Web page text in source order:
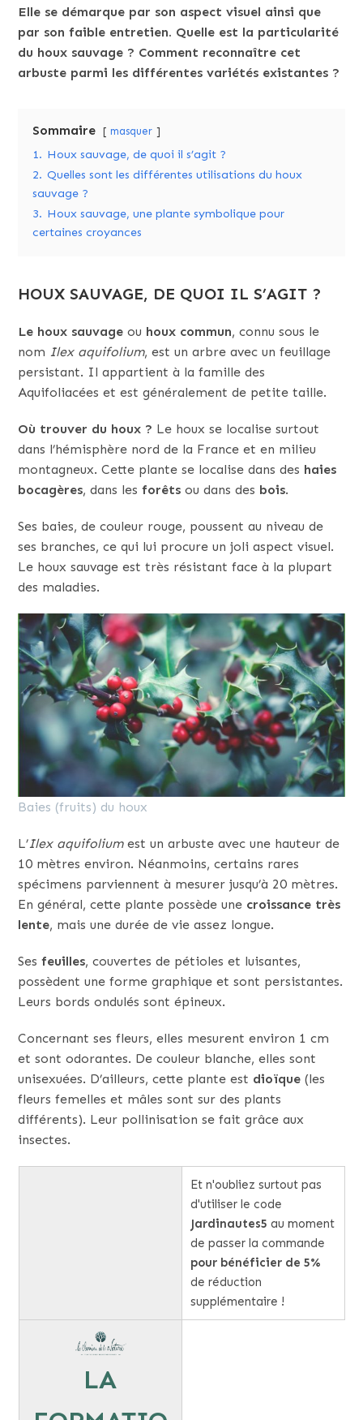
Elle se démarque par son aspect visuel ainsi que
par son faible entretien. Quelle est la particularité
du houx sauvage ? Comment reconnaître cet
arbuste parmi les différentes variétés existantes ?
Sommaire masquer
1. Houx sauvage, de quoi il s’agit ?
2. Quelles sont les différentes utilisations du houx
sauvage ?
3. Houx sauvage, une plante symbolique pour
certaines croyances
HOUX SAUVAGE, DE QUOI IL S’AGIT ?
Le houx sauvage ou houx commun, connu sous le
nom Ilex aquifolium, est un arbre avec un feuillage
persistant. Il appartient à la famille des
Aquifoliacées et est généralement de petite taille.
Où trouver du houx ? Le houx se localise surtout
dans l’hémisphère nord de la France et en milieu
montagneux. Cette plante se localise dans des haies
bocagères, dans lesforêts ou dans des bois.
Ses baies, de couleur rouge, poussent au niveau de
ses branches, ce qui lui procure un joli aspect visuel.
Le houx sauvage est très résistant face à la plupart
des maladies.
Baies (fruits) du houx
L’Ilex aquifoliumest un arbuste avec une hauteur de
10 mètres environ. Néanmoins, certains rares
spécimens parviennent à mesurer jusqu’à 20 mètres.
En général, cette plante possède une croissance très
lente, mais une durée de vie assez longue.
Sesfeuilles, couvertes de pétioles et luisantes,
possèdent une forme graphique et sont persistantes.
Leurs bords ondulés sont épineux.
Concernant ses fleurs, elles mesurent environ 1 cm
et sont odorantes. De couleur blanche, elles sont
unisexuées. D’ailleurs, cette plante est dioïque (les
fleurs femelles et mâles sont sur des plants
différents). Leur pollinisation se fait grâce aux
insectes.
Et n'oubliez surtout pas
d'utiliser le code
Jardinautes5 au moment
de passer la commande
pour bénéficier de 5%
de réduction
supplémentaire !
LA